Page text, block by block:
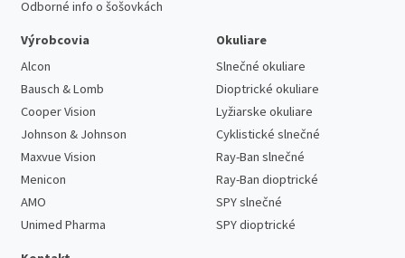
Odborné info o šošovkách
Výrobcovia
Alcon
Bausch & Lomb
Cooper Vision
Johnson & Johnson
Maxvue Vision
Menicon
AMO
Unimed Pharma
Okuliare
Slnečné okuliare
Dioptrické okuliare
Lyžiarske okuliare
Cyklistické slnečné
Ray-Ban slnečné
Ray-Ban dioptrické
SPY slnečné
SPY dioptrické